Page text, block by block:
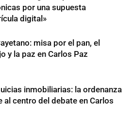
por una supuesta
digital»
misa por el pan, el
y la paz en Carlos Paz
inmobiliarias: la ordenanza
al centro del debate en Carlos